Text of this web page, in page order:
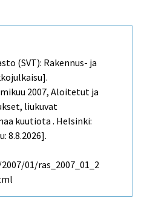
(SVT): Rakennus- ja
2007, Aloitetut ja
liukuvat
kuutiota . Helsinki:
8.8.2026].
01/ras_2007_01_2